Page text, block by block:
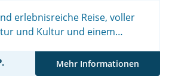
erlebnisreiche Reise, voller
und Kultur und einem
Mehr Informationen